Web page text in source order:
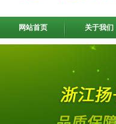
网站首页 关于我们